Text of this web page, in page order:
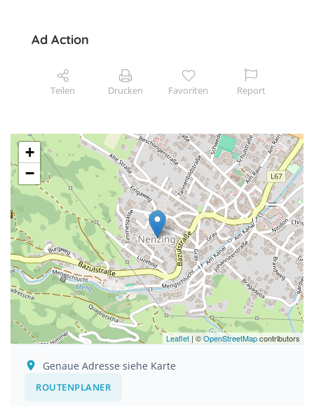
Ad Action
Teilen Drucken Favoriten Report
+
−
Leaflet | ©OpenStreetMapcontributors
Genaue Adresse siehe Karte
ROUTENPLANER